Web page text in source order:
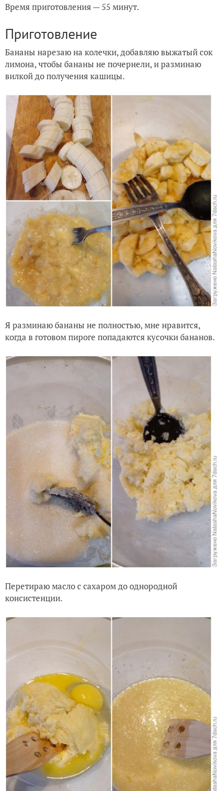
Время приготовления — 55 минут.
Приготовление
Бананы нарезаю на колечки, добавляю выжатый сок
лимона, чтобы бананы не почернели, и разминаю
вилкой до получения кашицы.
Я разминаю бананы не полностью, мне нравится,
когда в готовом пироге попадаются кусочки бананов.
Перетираю масло с сахаром до однородной
консистенции.